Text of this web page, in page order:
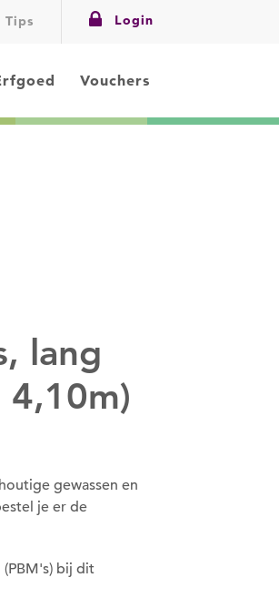
Vouchers
Tips Login
lang
gewassen en
je er de
bij dit